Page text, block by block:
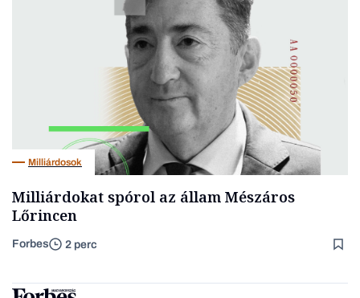
Milliárdosok
Milliárdokat spórol az állam Mészáros
Lőrincen
Forbes 2 perc